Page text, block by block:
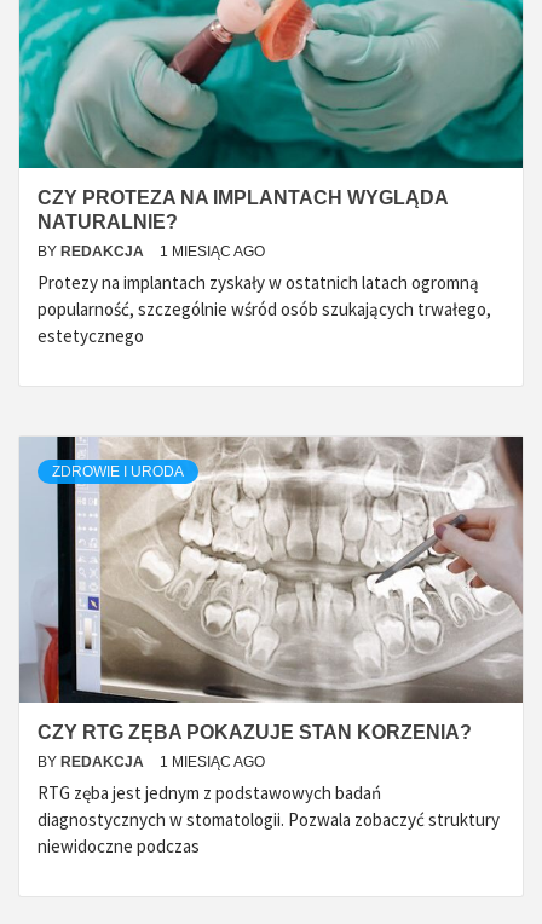
CZY PROTEZA NA IMPLANTACH WYGLĄDA
NATURALNIE?
BY REDAKCJA 1 MIESIĄC AGO
Protezy na implantach zyskały w ostatnich latach ogromną
popularność, szczególnie wśród osób szukających trwałego,
estetycznego
ZDROWIE I URODA
CZY RTG ZĘBA POKAZUJE STAN KORZENIA?
BY REDAKCJA 1 MIESIĄC AGO
RTG zęba jest jednym z podstawowych badań
diagnostycznych w stomatologii. Pozwala zobaczyć struktury
niewidoczne podczas